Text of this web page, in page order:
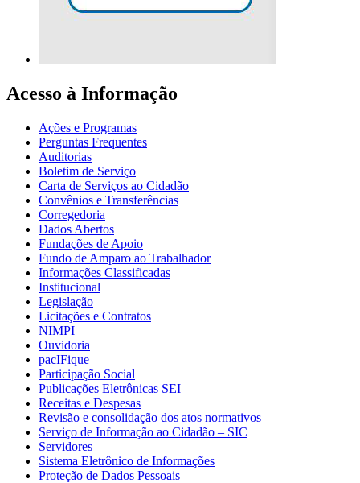
Acesso à Informação
Ações e Programas
Perguntas Frequentes
Auditorias
Boletim de Serviço
Carta de Serviços ao Cidadão
Convênios e Transferências
Corregedoria
Dados Abertos
Fundações de Apoio
Fundo de Amparo ao Trabalhador
Informações Classificadas
Institucional
Legislação
Licitações e Contratos
NIMPI
Ouvidoria
pacIFique
Participação Social
Publicações Eletrônicas SEI
Receitas e Despesas
Revisão e consolidação dos atos normativos
Serviço de Informação ao Cidadão – SIC
Servidores
Sistema Eletrônico de Informações
Proteção de Dados Pessoais